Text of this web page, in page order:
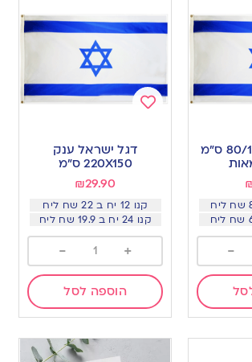
דגל ישראל 80/110 ס״מ
-
wishlist
דגל ישראל ענק
220X150 ס”מ
₪29.90
קנו 12 יח ב 22 שח ליח
קנו 24 יח ב 19.9 שח ליח
+
-
הוספה לסל